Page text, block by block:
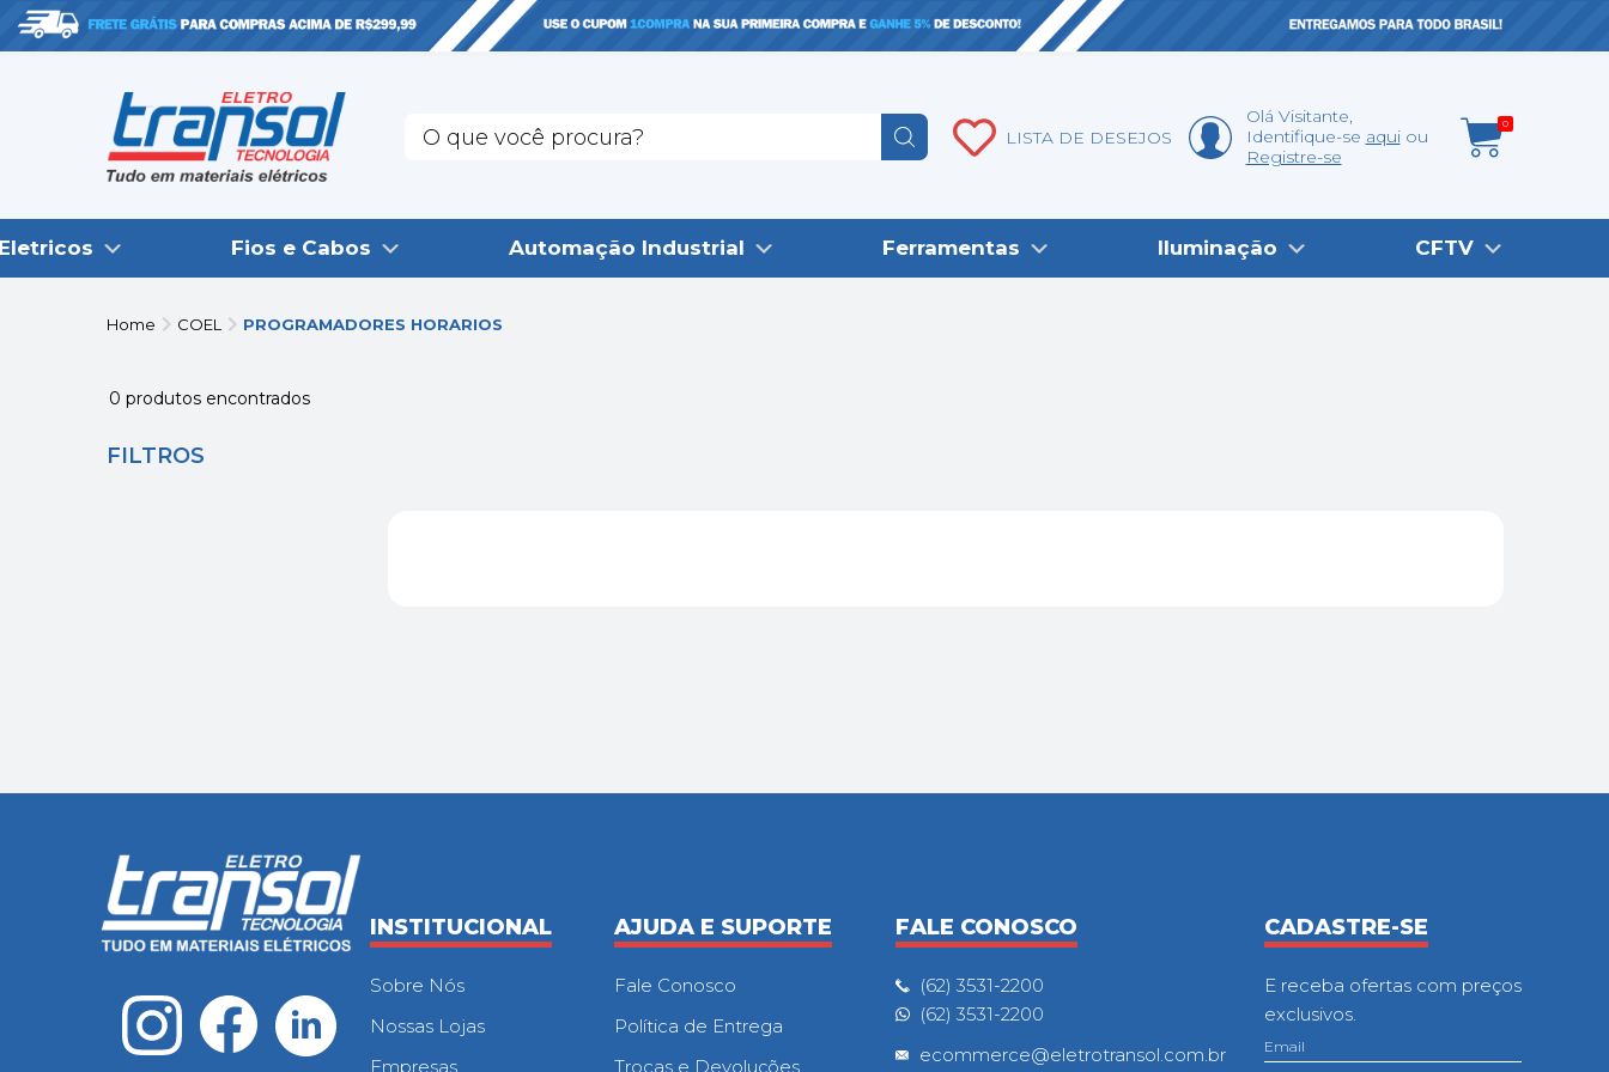
LISTA DE DESEJOS
Olá Visitante,
Identifique-se aqui
Registre-se
0
Fios e Cabos Automação Industrial Ferramentas Iluminação CFTV
Home COEL PROGRAMADORES HORARIOS
FILTROS
0 produtos encontrados
INSTITUCIONAL
Sobre Nós
Nossas Lojas
Empresas
AJUDA E SUPORTE
Fale Conosco
Política de Entrega
Trocas e Devoluções
FALE CONOSCO
(62) 3531-2200
(62) 3531-2200
ecommerce@eletrotransol.com.br
CADASTRE-SE
E receba ofertas com preços
exclusivos.